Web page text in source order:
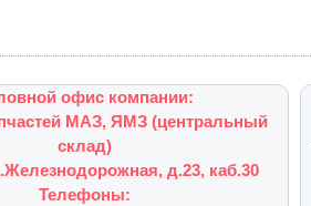
офис компании:
МАЗ, ЯМЗ (центральный
склад)
д.23, каб.30
Телефоны: